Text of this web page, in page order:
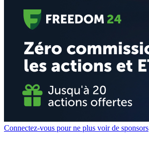
Connectez-vous pour ne plus voir de sponsors